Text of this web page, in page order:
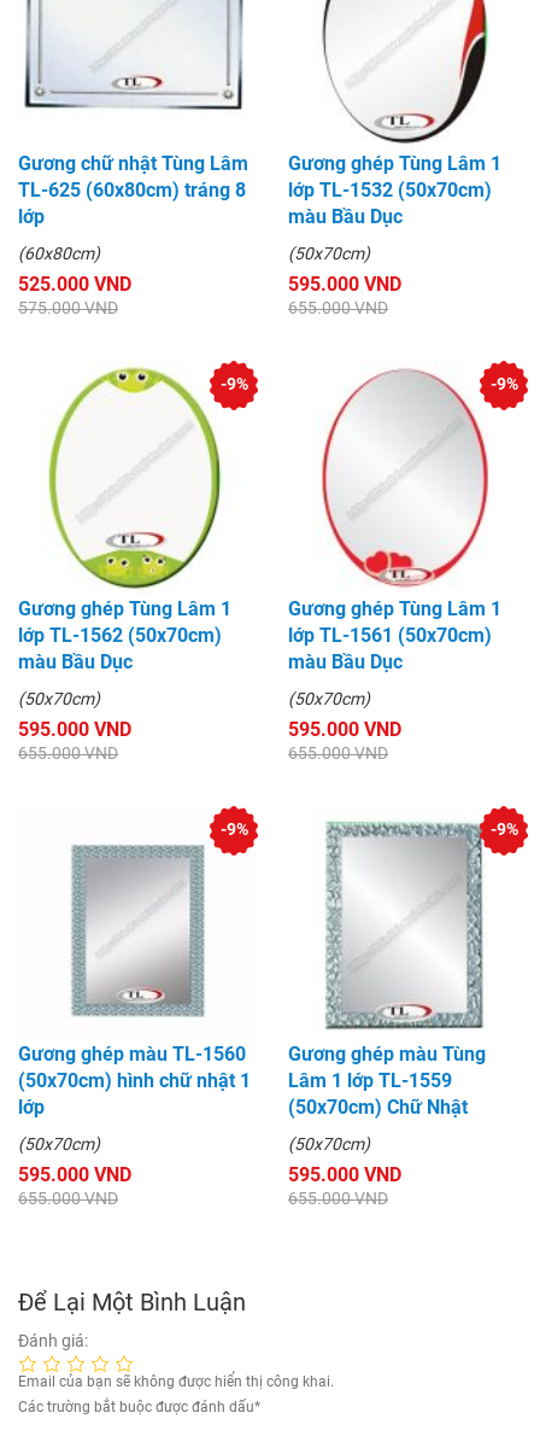
Gương chữ nhật Tùng Lâm
TL-625 (60x80cm) tráng 8
lớp
(60x80cm)
525.000 VND
575.000 VND
Gương ghép Tùng Lâm 1
lớp TL-1532 (50x70cm)
màu Bầu Dục
(50x70cm)
595.000 VND
655.000 VND
Gương ghép Tùng Lâm 1
lớp TL-1562 (50x70cm)
màu Bầu Dục
(50x70cm)
595.000 VND
655.000 VND
-9%
Gương ghép Tùng Lâm 1
lớp TL-1561 (50x70cm)
màu Bầu Dục
(50x70cm)
595.000 VND
655.000 VND
-9%
Gương ghép màu TL-1560
(50x70cm) hình chữ nhật 1
lớp
(50x70cm)
595.000 VND
655.000 VND
-9%
Gương ghép màu Tùng
Lâm 1 lớp TL-1559
(50x70cm) Chữ Nhật
(50x70cm)
595.000 VND
655.000 VND
-9%
Để Lại Một Bình Luận
Đánh giá:
Email của bạn sẽ không được hiển thị công khai.
Các trường bắt buộc được đánh dấu*